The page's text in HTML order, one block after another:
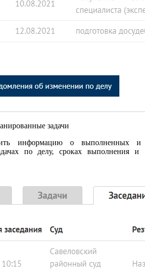
задачи
информацию о выполненных и
по делу, сроках выполнения и